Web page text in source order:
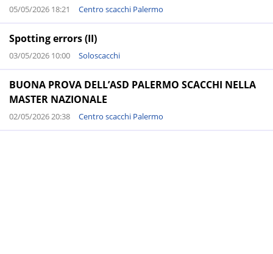
05/05/2026 18:21 Centro scacchi Palermo
Spotting errors (II)
03/05/2026 10:00 Soloscacchi
BUONA PROVA DELL’ASD PALERMO SCACCHI NELLA
MASTER NAZIONALE
02/05/2026 20:38 Centro scacchi Palermo